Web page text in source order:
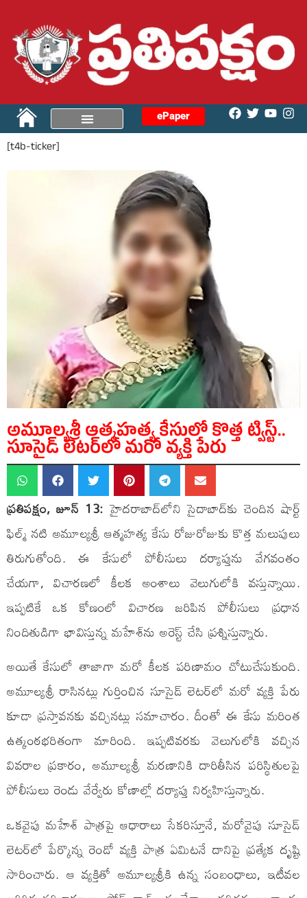
ePaper
[t4b-ticker]
అమూల్యశ్రీ ఆత్మహత్య కేసులో కొత్త ట్విస్ట్..
సూసైడ్ లెటర్‌లో మరో వ్యక్తి పేరు
ప్రతిపక్షం, జూన్ 13: హైదరాబాద్‌లోని సైదాబాద్‌కు చెందిన షార్ట్
ఫిల్మ్ నటి అమూల్యశ్రీ ఆత్మహత్య కేసు రోజురోజుకు కొత్త మలుపులు
తిరుగుతోంది. ఈ కేసులో పోలీసులు దర్యాప్తును వేగవంతం
చేయగా, విచారణలో కీలక అంశాలు వెలుగులోకి వస్తున్నాయి.
ఇప్పటికే ఒక కోణంలో విచారణ జరిపిన పోలీసులు ప్రధాన
నిందితుడిగా భావిస్తున్న మహేశ్‌ను అరెస్ట్ చేసి ప్రశ్నిస్తున్నారు.
అయితే కేసులో తాజాగా మరో కీలక పరిణామం చోటుచేసుకుంది.
అమూల్యశ్రీ రాసినట్లు గుర్తించిన సూసైడ్ లెటర్‌లో మరో వ్యక్తి పేరు
కూడా ప్రస్తావనకు వచ్చినట్లు సమాచారం. దీంతో ఈ కేసు మరింత
ఉత్కంఠభరితంగా మారింది. ఇప్పటివరకు వెలుగులోకి వచ్చిన
వివరాల ప్రకారం, అమూల్యశ్రీ మరణానికి దారితీసిన పరిస్థితులపై
పోలీసులు రెండు వేర్వేరు కోణాల్లో దర్యాప్తు నిర్వహిస్తున్నారు.
ఒకవైపు మహేశ్ పాత్రపై ఆధారాలు సేకరిస్తూనే, మరోవైపు సూసైడ్
లెటర్‌లో పేర్కొన్న రెండో వ్యక్తి పాత్ర ఏమిటనే దానిపై ప్రత్యేక దృష్టి
సారించారు. ఆ వ్యక్తితో అమూల్యశ్రీకి ఉన్న సంబంధాలు, ఇటీవల